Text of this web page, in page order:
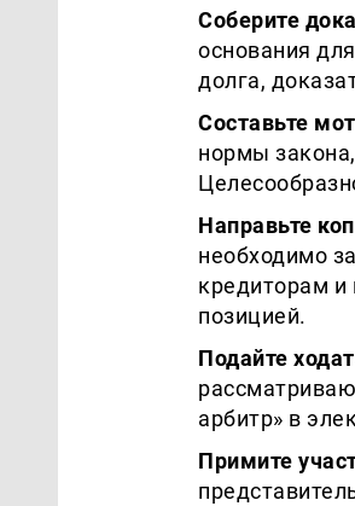
Соберите
основания
долга,
Составьте
нормы
Направьте
необходимо
кредиторам
позицией.
Подайте
арбитр» в
Примите